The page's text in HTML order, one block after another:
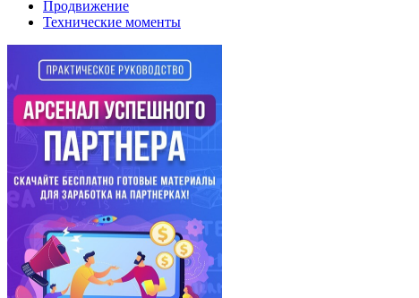
Продвижение
Технические моменты